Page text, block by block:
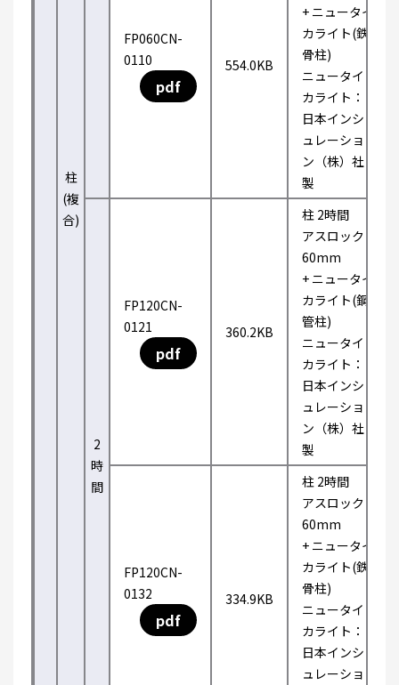
柱
(複
合)
FP060CN-
0110
pdf
554.0KB
+ ニュータイ
カライト(鉄
骨柱)
ニュータイ
カライト：
日本インシ
ュレーショ
ン（株）社
製
2
時
間
FP120CN-
0121
pdf
360.2KB
柱 2時間
アスロック
60mm
+ ニュータイ
カライト(鋼
管柱)
ニュータイ
カライト：
日本インシ
ュレーショ
ン（株）社
製
FP120CN-
0132
pdf
334.9KB
柱 2時間
アスロック
60mm
+ ニュータイ
カライト(鉄
骨柱)
ニュータイ
カライト：
日本インシ
ュレーショ